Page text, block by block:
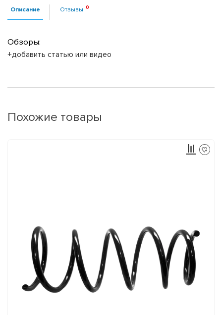
Описание Отзывы
Обзоры:
+добавить статью или видео
Похожие товары